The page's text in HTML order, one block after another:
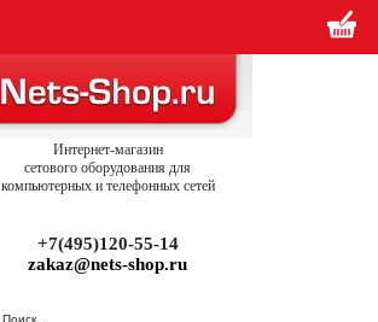
Интернет-магазин
сетового оборудования для
компьютерных и телефонных сетей
+7(495)120-55-14
zakaz@nets-shop.ru